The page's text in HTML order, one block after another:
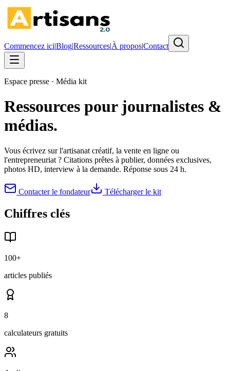
Commencez ici|Blog|Ressources|À propos|Contact
Espace presse · Média kit
Ressources pour journalistes &
médias.
Vous écrivez sur l'artisanat créatif, la vente en ligne ou
l'entrepreneuriat ? Citations prêtes à publier, données exclusives,
photos HD, interview à la demande. Réponse sous 24 h.
Contacter le fondateur Télécharger le kit
Chiffres clés
100+
articles publiés
8
calculateurs gratuits